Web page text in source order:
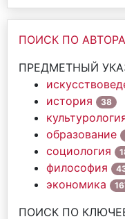
ПОИСК ПО
ПРЕДМЕТНЫЙ
история 38
образование
социология
философия
экономика
ПОИСК ПО